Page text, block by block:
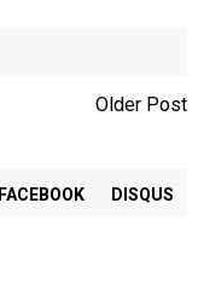
Older Post
FACEBOOK DISQUS